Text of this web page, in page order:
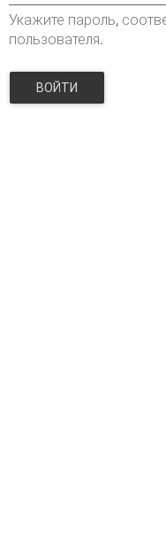
Укажите пароль,
пользователя.
ВОЙТИ